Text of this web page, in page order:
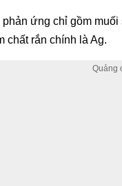
ứng chỉ gồm muối
chất rắn chính là Ag.